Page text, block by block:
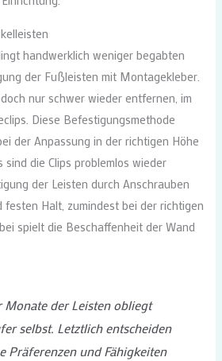
handwerklich weniger begabten
der Fußleisten mit Montagekleber.
nur schwer wieder entfernen, im
Diese Befestigungsmethode
der Anpassung in der richtigen Höhe
sind die Clips problemlos wieder
der Leisten durch Anschrauben
Halt, zumindest bei der richtigen
spielt die Beschaffenheit der Wand
Monate der Leisten obliegt
selbst. Letztlich entscheiden
Präferenzen und Fähigkeiten